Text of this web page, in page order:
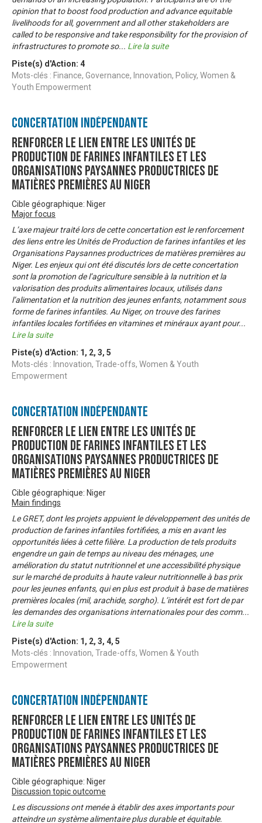
opinion that to boost food production and advance equitable
livelihoods for all, government and all other stakeholders are
called to be responsive and take responsibility for the provision of
infrastructures to promote so... Lire la suite
Piste(s) d'Action: 4
Mots-clés : Finance, Governance, Innovation, Policy, Women &
Youth Empowerment
Concertation Indépendante
Renforcer le lien entre les Unités de
Production de farines infantiles et les
Organisations Paysannes productrices de
Matières Premières au Niger
Cible géographique: Niger
Major focus
L’axe majeur traité lors de cette concertation est le renforcement
des liens entre les Unités de Production de farines infantiles et les
Organisations Paysannes productrices de matières premières au
Niger. Les enjeux qui ont été discutés lors de cette concertation
sont la promotion de l’agriculture sensible à la nutrition et la
valorisation des produits alimentaires locaux, utilisés dans
l’alimentation et la nutrition des jeunes enfants, notamment sous
forme de farines infantiles. Au Niger, on trouve des farines
infantiles locales fortifiées en vitamines et minéraux ayant pour...
Lire la suite
Piste(s) d'Action: 1 , 2, 3, 5
Mots-clés : Innovation, Trade-offs, Women & Youth
Empowerment
Concertation Indépendante
Renforcer le lien entre les Unités de
Production de farines infantiles et les
Organisations Paysannes productrices de
Matières Premières au Niger
Cible géographique: Niger
Main findings
Le GRET, dont les projets appuient le développement des unités de
production de farines infantiles fortifiées, a mis en avant les
opportunités liées à cette filière. La production de tels produits
engendre un gain de temps au niveau des ménages, une
amélioration du statut nutritionnel et une accessibilité physique
sur le marché de produits à haute valeur nutritionnelle à bas prix
pour les jeunes enfants, qui en plus est produit à base de matières
premières locales (mil, arachide, sorgho). L’intérêt est fort de par
les demandes des organisations internationales pour des comm...
Lire la suite
Piste(s) d'Action: 1 , 2, 3, 4, 5
Mots-clés : Innovation, Trade-offs, Women & Youth
Empowerment
Concertation Indépendante
Renforcer le lien entre les Unités de
Production de farines infantiles et les
Organisations Paysannes productrices de
Matières Premières au Niger
Cible géographique: Niger
Discussion topic outcome
Les discussions ont menée à établir des axes importants pour
atteindre un système alimentaire plus durable et équitable.